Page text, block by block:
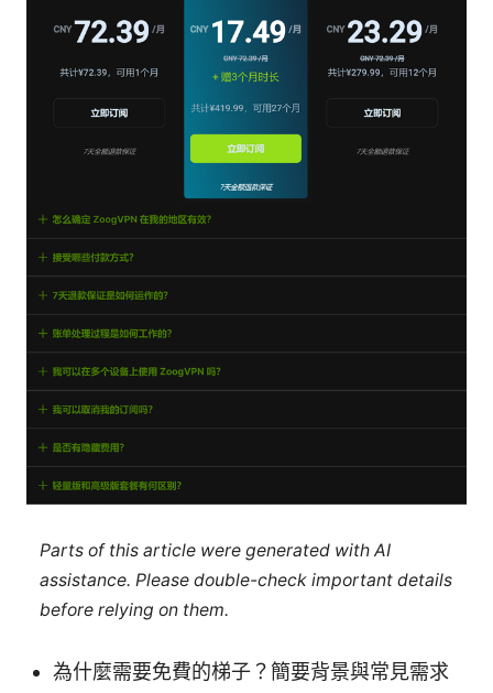
Parts of this article were generated with AI
assistance. Please double-check important details
before relying on them.
為什麼需要免費的梯子？簡要背景與常見需求